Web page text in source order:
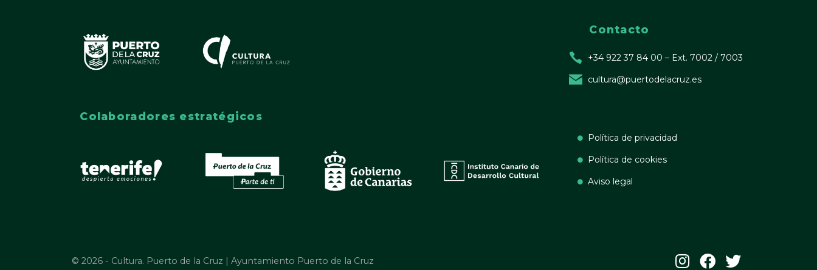
Colaboradores estratégicos
Contacto
+34 922 37 84 00 – Ext. 7002 / 7003
cultura@puertodelacruz.es
Política de privacidad
Política de cookies
Aviso legal
© 2026 - Cultura. Puerto de la Cruz | Ayuntamiento Puerto de la Cruz